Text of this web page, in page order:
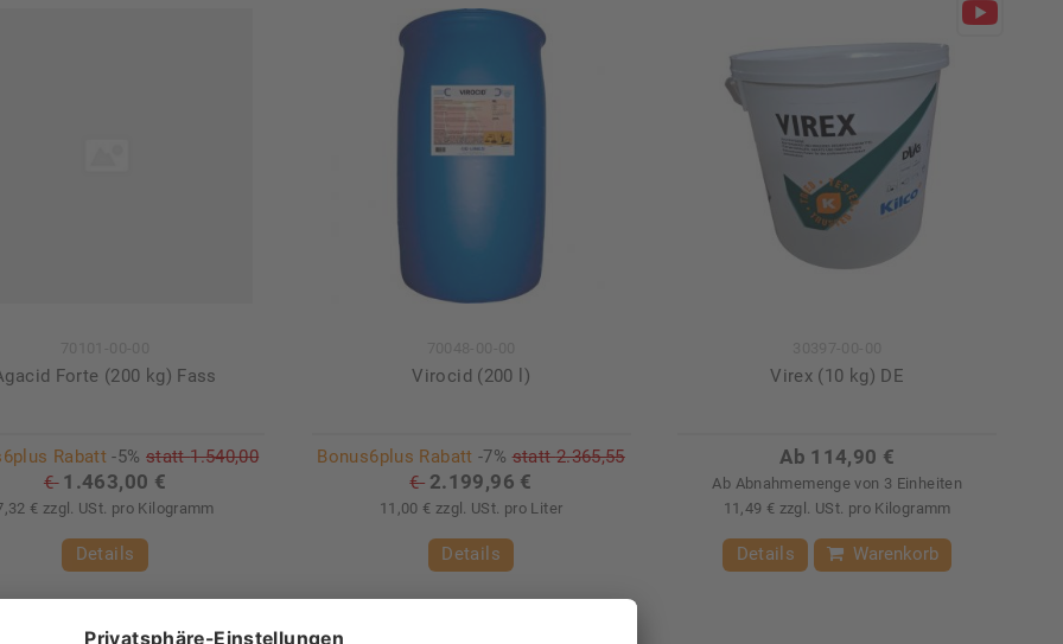
Forte (200 kg) Fass
Rabatt-5% statt1.540,00
€ 1.463,00 €
€ zzgl. USt. pro Kilogramm
Details
Virocid (200 l)
Bonus6plus Rabatt-7%statt2.365,55
€ 2.199,96 €
11,00 € zzgl. USt. pro Liter
Details
Virex (10 kg) DE
Ab 114,90 €
Ab Abnahmemenge von 3 Einheiten
11,49 € zzgl. USt. pro Kilogramm
Details Warenkorb